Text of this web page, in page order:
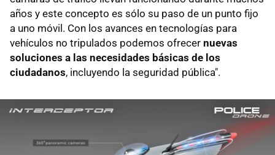
años y este concepto es sólo su paso de un punto fijo
a uno móvil. Con los avances en tecnologías para
vehículos no tripulados podemos ofrecer nuevas
soluciones a las necesidades básicas de los
ciudadanos, incluyendo la seguridad pública".